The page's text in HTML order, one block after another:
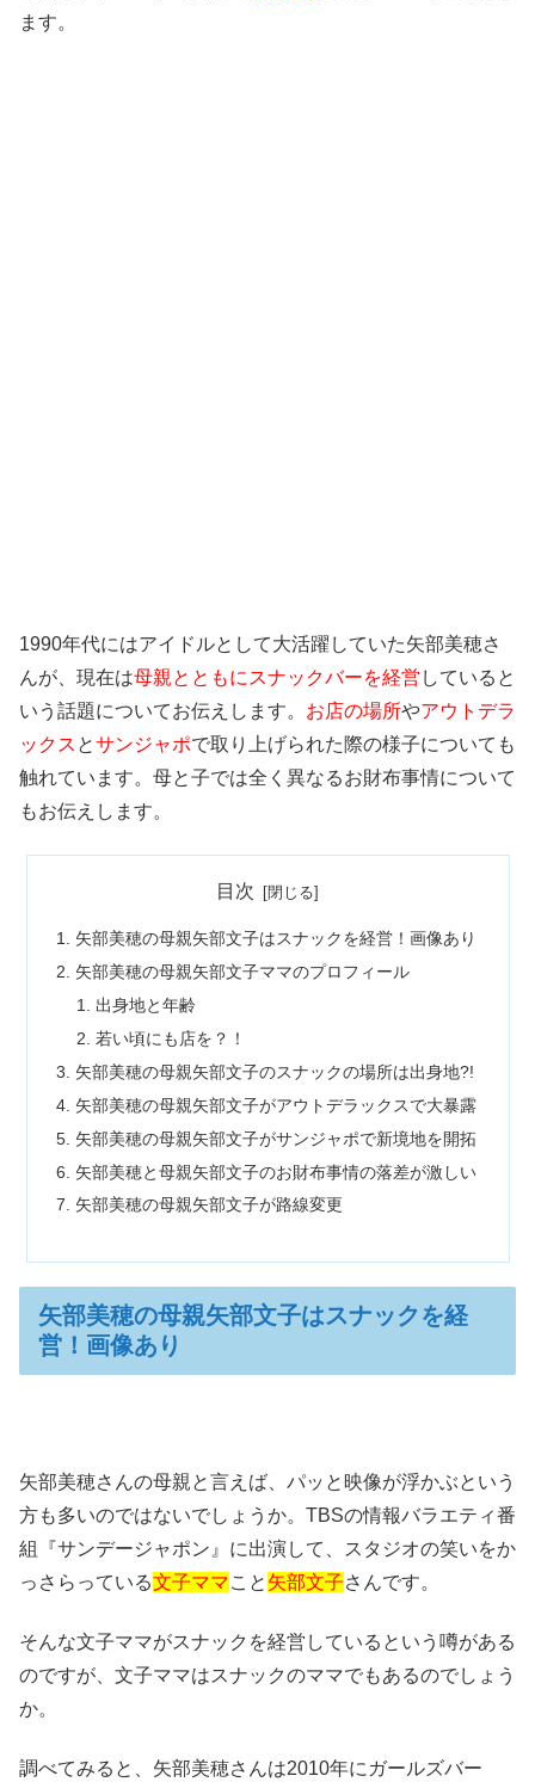
ます。
1990年代にはアイドルとして大活躍していた矢部美穂さ
んが、現在は母親とともにスナックバーを経営 していると
いう話題についてお伝えします。 お店の場所やアウトデラ
ックス とサンジャポで取り上げられた際の様子についても
触れています。母と子では全く異なるお財布事情について
もお伝えします。
目次
矢部美穂の母親矢部文子はスナックを経営！画像あり
矢部美穂の母親矢部文子ママのプロフィール
出身地と年齢
若い頃にも店を？！
矢部美穂の母親矢部文子のスナックの場所は出身地?!
矢部美穂の母親矢部文子がアウトデラックスで大暴露
矢部美穂の母親矢部文子がサンジャポで新境地を開拓
矢部美穂と母親矢部文子のお財布事情の落差が激しい
矢部美穂の母親矢部文子が路線変更
矢部美穂の母親矢部文子はスナックを経
営！画像あり
矢部美穂さんの母親と言えば、パッと映像が浮かぶという
方も多いのではないでしょうか。TBSの情報バラエティ番
組『サンデージャポン』に出演して、スタジオの笑いをか
っさらっている文子ママこと 矢部文子さんです。
そんな文子ママがスナックを経営しているという噂がある
のですが、文子ママはスナックのママでもあるのでしょう
か。
調べてみると、矢部美穂さんは2010年にガールズバー